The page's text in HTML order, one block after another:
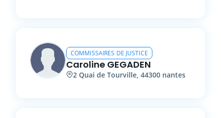
COMMISSAIRES DE JUSTICE
Caroline GEGADEN
2 Quai de Tourville, 44300 nantes